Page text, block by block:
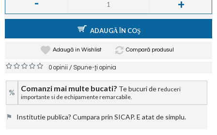
- +
ADAUGĂ ÎN COŞ
Adaugă in Wishlist Compară produsul
0 opinii /Spune-ţi opinia
% Comanzi mai multe bucati? Te bucuri de reduceri
importante si de echipamente remarcabile.
⚑ Institutie publica? Cumpara prin SICAP. E atat de simplu.